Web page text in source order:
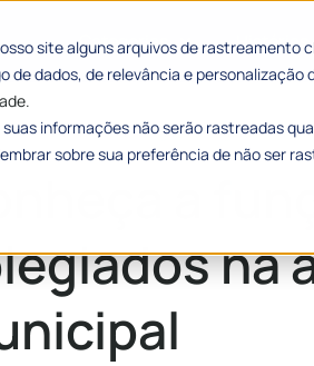
site alguns arquivos de rastreamento
de dados, de relevância e
informações não serão rastreadas
sobre sua preferência de não ser
Categorias Histórias
a função dos órgãos colegiados na
a
na